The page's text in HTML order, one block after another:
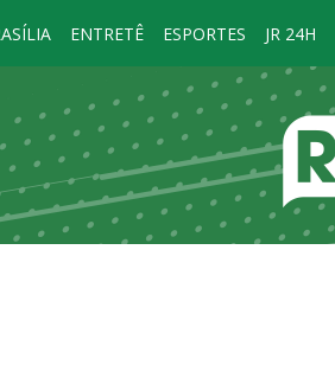
ENTRETÊ ESPORTES JR 24H